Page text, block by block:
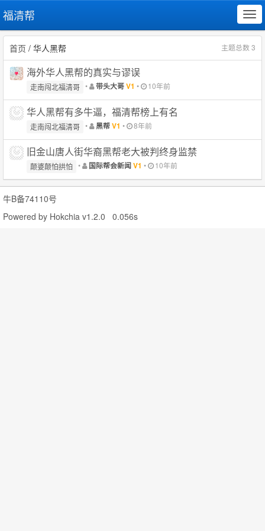
福清帮
主题总数 3
首页 / 华人黑帮
海外华人黑帮的真实与谬误
走南闯北福清哥 • 带头大哥V1 • 10年前
华人黑帮有多牛逼，福清帮榜上有名
走南闯北福清哥 • 黑帮V1 • 8年前
旧金山唐人街华裔黑帮老大被判终身监禁
颠婆颠怕拱怕 • 国际帮会新闻V1 • 10年前
牛B备74110号
Powered by Hokchia v1.2.0 0.056s